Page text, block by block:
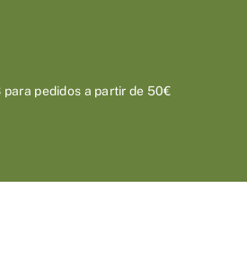
para pedidos a partir de 50€